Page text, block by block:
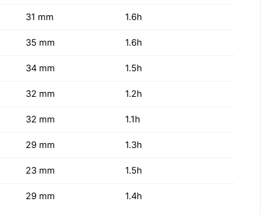
31 mm 1.6h
35 mm 1.6h
34 mm 1.5h
32 mm 1.2h
32 mm 1.1h
29 mm 1.3h
23 mm 1.5h
29 mm 1.4h